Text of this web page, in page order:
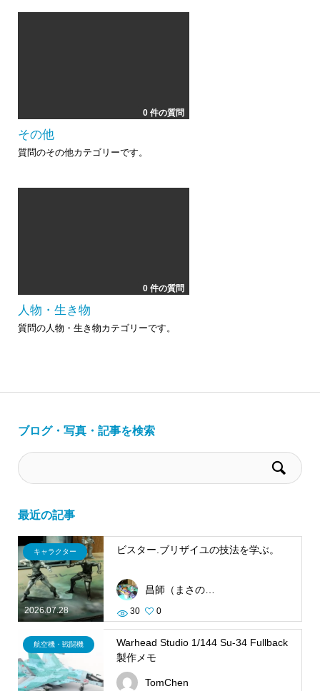
0 件の質問
その他
質問のその他カテゴリーです。
0 件の質問
人物・生き物
質問の人物・生き物カテゴリーです。
ブログ・写真・記事を検索
最近の記事
2026.07.28
キャラクター ビスター.ブリザイユの技法を学ぶ。
昌師（まさのり）
30 0
航空機・戦闘機
Warhead Studio 1/144 Su-34 Fullback
製作メモ
TomChen